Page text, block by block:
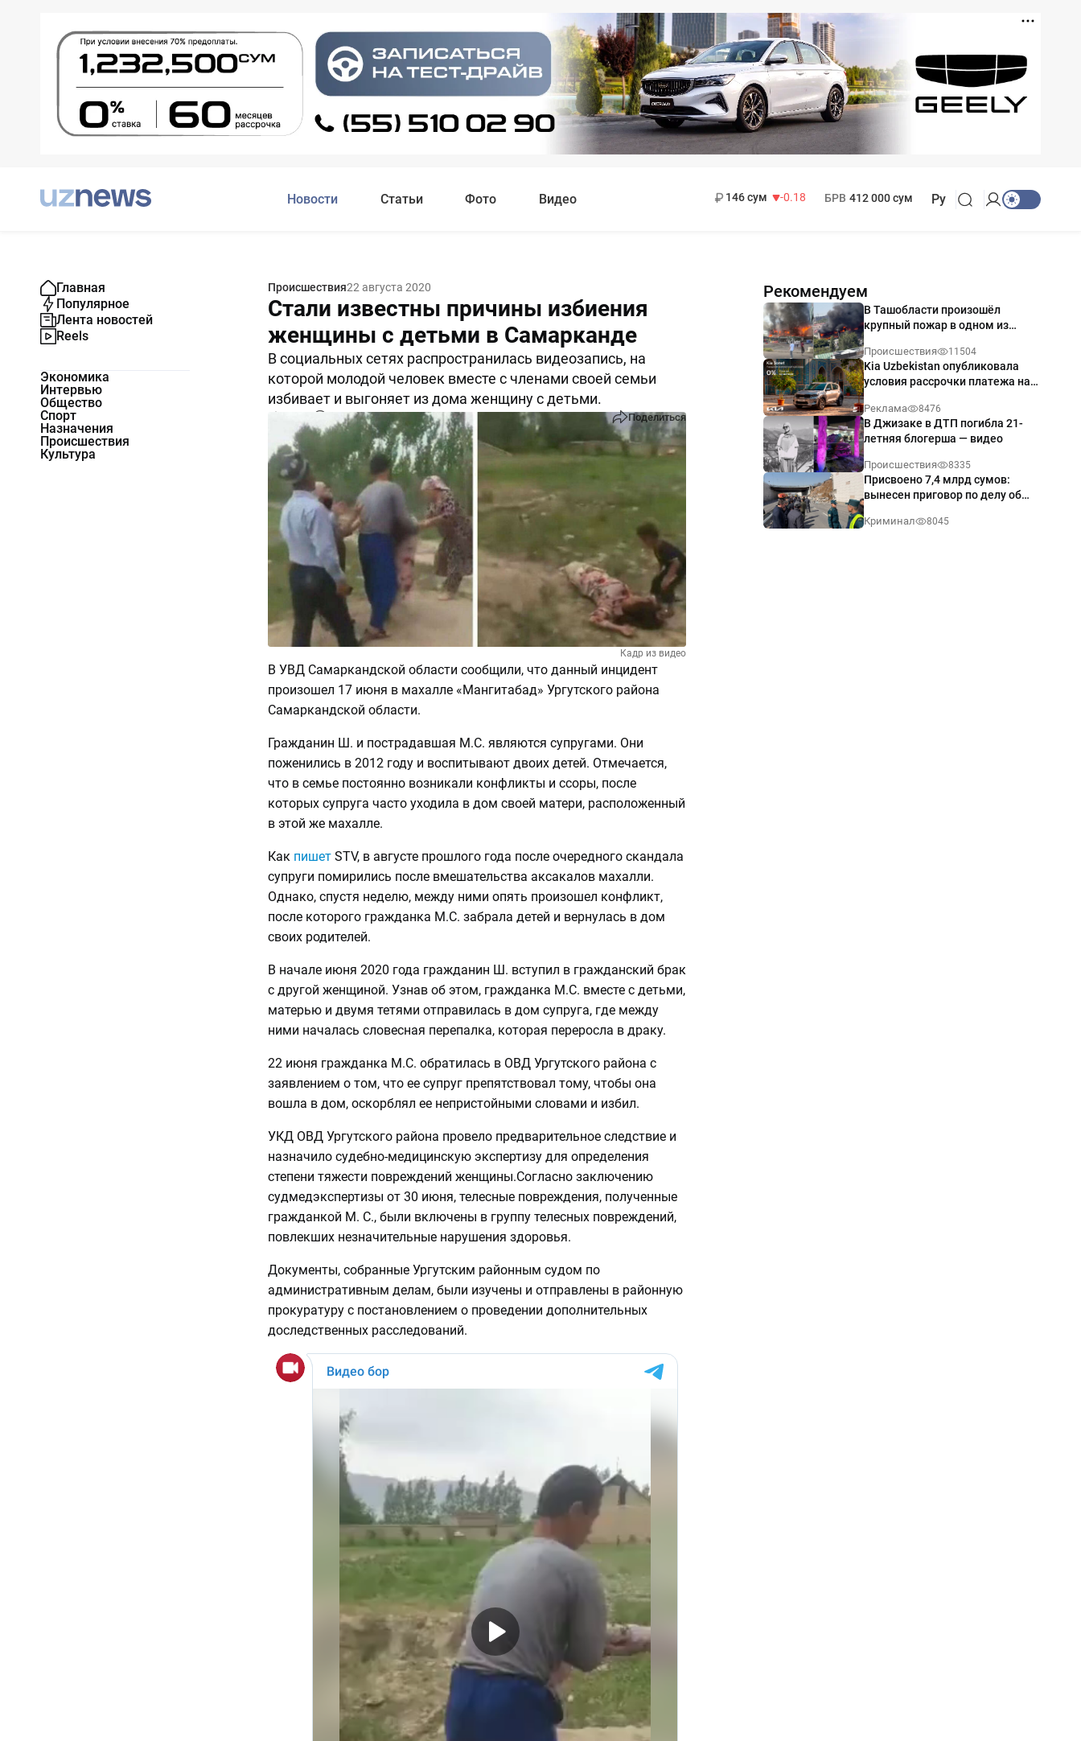
Новости Статьи Фото Видео
146 сум
-0.18
БРВ 412 000 сум Ру
Главная
Популярное
Лента новостей
Reels
Экономика
Интервью
Общество
Спорт
Назначения
Происшествия
Культура
Происшествия22 августа 2020
Стали известны причины избиения
женщины с детьми в Самарканде
В социальных сетях распространилась видеозапись, на
которой молодой человек вместе с членами своей семьи
избивает и выгоняет из дома женщину с детьми.
Поделиться
Кадр из видео
В УВД Самаркандской области сообщили, что данный инцидент
произошел 17 июня в махалле «Мангитабад» Ургутского района
Самаркандской области.
Гражданин Ш. и пострадавшая М.С. являются супругами. Они
поженились в 2012 году и воспитывают двоих детей. Отмечается,
что в семье постоянно возникали конфликты и ссоры, после
которых супруга часто уходила в дом своей матери, расположенный
в этой же махалле.
Как пишетSTV, в августе прошлого года после очередного скандала
супруги помирились после вмешательства аксакалов махалли.
Однако, спустя неделю, между ними опять произошел конфликт,
после которого гражданка М.С. забрала детей и вернулась в дом
своих родителей.
В начале июня 2020 года гражданин Ш. вступил в гражданский брак
с другой женщиной. Узнав об этом, гражданка М.С. вместе с детьми,
матерью и двумя тетями отправилась в дом супруга, где между
ними началась словесная перепалка, которая переросла в драку.
22 июня гражданка М.С. обратилась в ОВД Ургутского района с
заявлением о том, что ее супруг препятствовал тому, чтобы она
вошла в дом, оскорблял ее непристойными словами и избил.
УКД ОВД Ургутского района провело предварительное следствие и
назначило судебно-медицинскую экспертизу для определения
степени тяжести повреждений женщины.Согласно заключению
судмедэкспертизы от 30 июня, телесные повреждения, полученные
гражданкой М. С., были включены в группу телесных повреждений,
повлекших незначительные нарушения здоровья.
Документы, собранные Ургутским районным судом по
административным делам, были изучены и отправлены в районную
прокуратуру с постановлением о проведении дополнительных
доследственных расследований.
Рекомендуем
В Ташобласти произошёл
крупный пожар в одном из
Происшествия 11504
Kia Uzbekistan опубликовала
условия рассрочки платежа на
годовых
Реклама 8476
В Джизаке в ДТП погибла 21-
летняя блогерша — видео
Происшествия 8335
Присвоено 7,4 млрд сумов:
вынесен приговор по делу об
Ташкенте
Криминал 8045